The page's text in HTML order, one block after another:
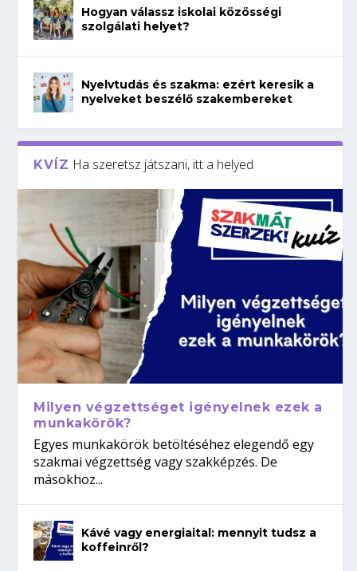
Hogyan válassz iskolai közösségi
szolgálati helyet?
Nyelvtudás és szakma: ezért keresik a
nyelveket beszélő szakembereket
KVÍZ Ha szeretsz játszani, itt a helyed
Milyen végzettséget igényelnek ezek a
munkakörök?
Egyes munkakörök betöltéséhez elegendő egy
szakmai végzettség vagy szakképzés. De
másokhoz...
Kávé vagy energiaital: mennyit tudsz a
koffeinről?